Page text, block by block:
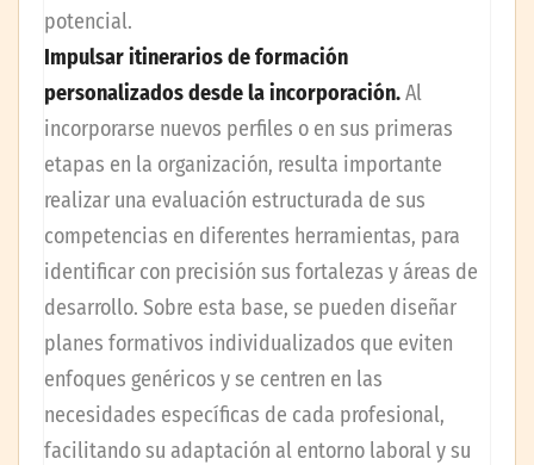
potencial.
Impulsar itinerarios de formación
personalizados desde la incorporación.Al
incorporarse nuevos perfiles o en sus primeras
etapas en la organización, resulta importante
realizar una evaluación estructurada de sus
competencias en diferentes herramientas, para
identificar con precisión sus fortalezas y áreas de
desarrollo. Sobre esta base, se pueden diseñar
planes formativos individualizados que eviten
enfoques genéricos y se centren en las
necesidades específicas de cada profesional,
facilitando su adaptación al entorno laboral y su